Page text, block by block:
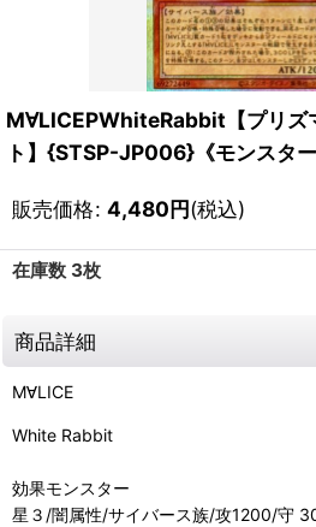
M∀LICEPWhiteRabbit【プリズ
ト】{STSP-JP006}《モンスター
販売価格: 4,480円(税込)
在庫数 3枚
商品詳細
M∀LICE
White Rabbit
効果モンスター
星３/闇属性/サイバース族/攻1200/守